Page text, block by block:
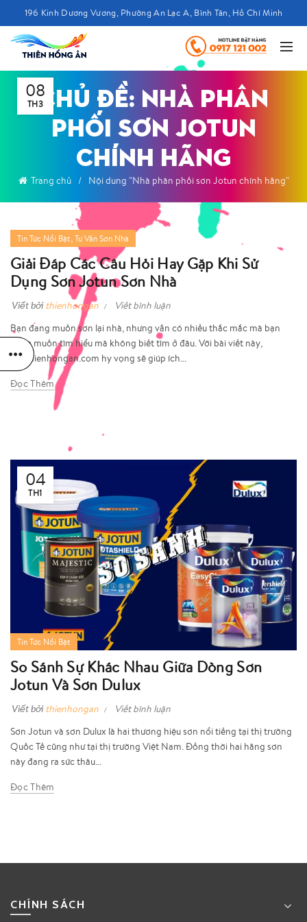
196 Kinh Dương Vương, Phường An Lạc A, Bình Tân, Hồ Chí Minh
CHỦ ĐỀ: NHÀ PHÂN
PHỐI SƠN JOTUN
CHÍNH HÃNG
Trang chủ Nội dung "Nhà phân phối sơn Jotun chính hãng"
08
TH3
Tin Tức Nổi Bật, Tư Vấn Sơn Nhà
Giải Đáp Các Câu Hỏi Hay Gặp Khi Sử
Dụng Sơn Jotun Sơn Nhà
Viết bởi thienhongan
Viết bình luận
Bạn đang muốn sơn lại nhà, nhưng vẫn có nhiều thắc mắc mà bạn
đang muốn tìm hiểu mà không biết tìm ở đâu. Với bài viết này,
sonthienhongan.com hy vọng sẽ giúp ích...
Đọc Thêm
04
TH1
Tin Tức Nổi Bật
So Sánh Sự Khác Nhau Giữa Dòng Sơn
Jotun Và Sơn Dulux
Viết bởi thienhongan
Viết bình luận
Sơn Jotun và sơn Dulux là hai thương hiệu sơn nổi tiếng tại thị trường
Quốc Tế cũng như tại thị trường Việt Nam. Đồng thời hai hãng sơn
này đang ra sức thâu...
Đọc Thêm
CHÍNH SÁCH